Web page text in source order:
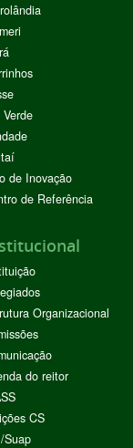
de Inovação
de Referência
Organizacional
do reitor
CS
Suap